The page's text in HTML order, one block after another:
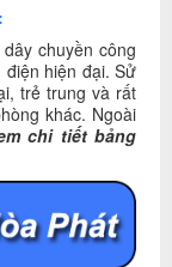
chuyền công
hiện đại. Sử
trẻ trung và rất
khác. Ngoài
chi tiết bảng